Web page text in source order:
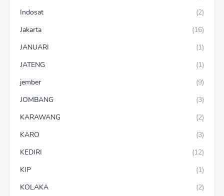
Indosat
(2)
Jakarta
(16)
JANUARI
(1)
JATENG
(1)
jember
(9)
JOMBANG
(3)
KARAWANG
(2)
KARO
(3)
KEDIRI
(12)
KIP
(1)
KOLAKA
(2)